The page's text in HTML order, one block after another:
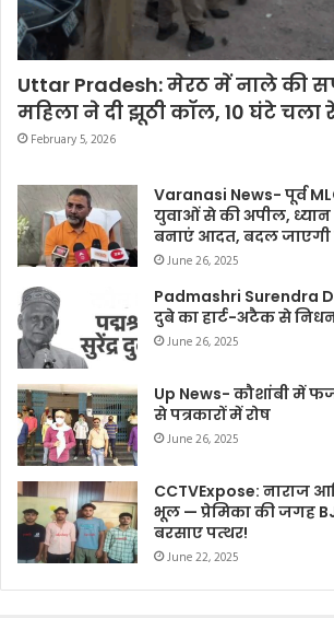
Uttar Pradesh: मेरठ में नाले की
महिला ने दी झूठी कॉल, 10 घंटे
February 5, 2026
Varanasi News- पूर्व
युवाओं से की अपील, ध्यान
बनाएं आदत, बदल जाएगी
June 26, 2025
Padmashri Surendra
दुबे का हार्ट-अटैक से
June 26, 2025
Up News- कौशांबी में
से पत्रकारों में रोष
June 26, 2025
CCTVExpose: नाराज
भूल — प्रेमिका की जगह
बरसाए पत्थर!
June 22, 2025